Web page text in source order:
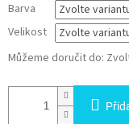
Barva
Velikost
Můžeme doručit do: